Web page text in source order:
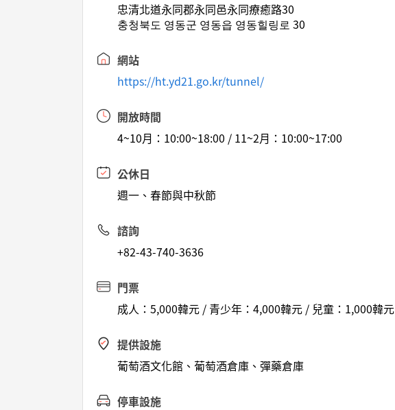
忠清北道永同郡永同邑永同療癒路30
충청북도 영동군 영동읍 영동힐링로 30
網站
https://ht.yd21.go.kr/tunnel/
開放時間
4~10月：10:00~18:00 / 11~2月：10:00~17:00
公休日
週一、春節與中秋節
諮詢
+82-43-740-3636
門票
成人：5,000韓元 / 青少年：4,000韓元 / 兒童：1,000韓元
提供設施
葡萄酒文化館、葡萄酒倉庫、彈藥倉庫
停車設施